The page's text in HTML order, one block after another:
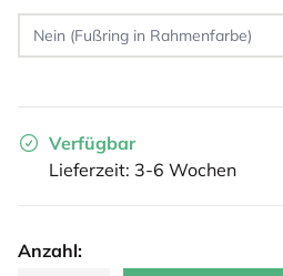
Verfügbar
Lieferzeit: 3-6 Wochen
Anzahl: